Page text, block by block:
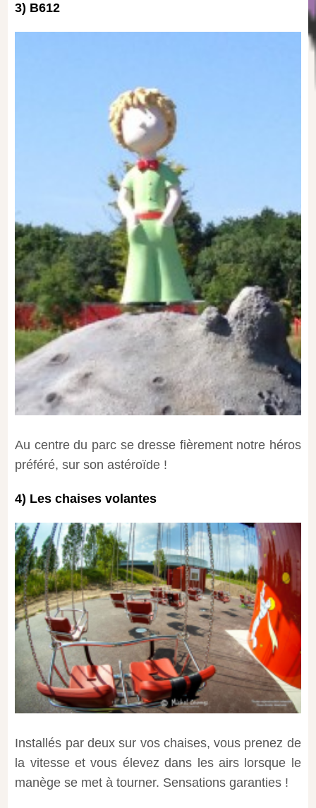
3) B612
Au centre du parc se dresse fièrement notre héros
préféré, sur son astéroïde !
4) Les chaises volantes
Installés par deux sur vos chaises, vous prenez de
la vitesse et vous élevez dans les airs lorsque le
manège se met à tourner. Sensations garanties !